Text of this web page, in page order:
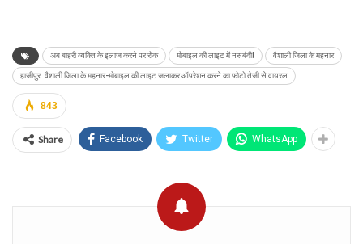
अब बाहरी व्यक्ति के इलाज करने पर रोक मोबाइल की लाइट में नसबंदी! वैशाली जिला के महनार
हाजीपुर. वैशाली जिला के महनार-मोबाइल की लाइट जलाकर ऑपरेशन करने का फोटो तेजी से वायरल
843
Share Facebook Twitter WhatsApp